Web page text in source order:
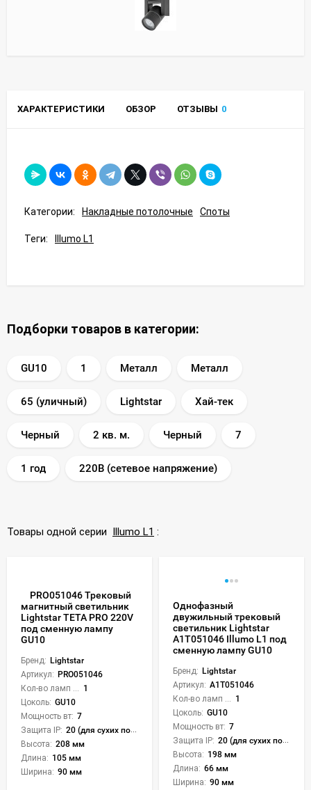
ХАРАКТЕРИСТИКИ ОБЗОР ОТЗЫВЫ 0
Категории: Накладные потолочные Споты
Теги: Illumo L1
Подборки товаров в категории:
GU10 1 Металл Металл
65 (уличный) Lightstar Хай-тек
Черный 2 кв. м. Черный 7
1 год 220В (сетевое напряжение)
Товары одной серии Illumo L1 :
PRO051046 Трековый
магнитный светильник
Lightstar TETA PRO 220V
под сменную лампу
GU10
Бренд: Lightstar
Артикул: PRO051046
Кол-во ламп или LED: 1
Цоколь: GU10
Мощность вт: 7
Защита IP: 20 (для сухих пом.)
Высота: 208 мм
Длина: 105 мм
Ширина: 90 мм
Однофазный
двужильный трековый
светильник Lightstar
A1T051046 Illumo L1 под
сменную лампу GU10
Бренд: Lightstar
Артикул: A1T051046
1
Цоколь: GU10
Мощность вт: 7
Защита IP: 20 (для сухих пом.)
Высота: 198 мм
Длина: 66 мм
Ширина: 90 мм